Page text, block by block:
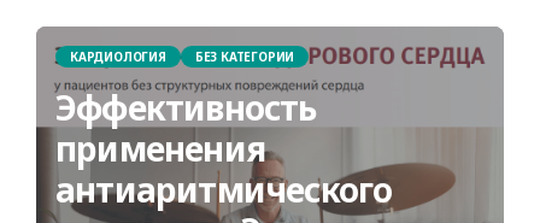
КАРДИОЛОГИЯ БЕЗ КАТЕГОРИИ
Эффективность
применения
антиаритмического